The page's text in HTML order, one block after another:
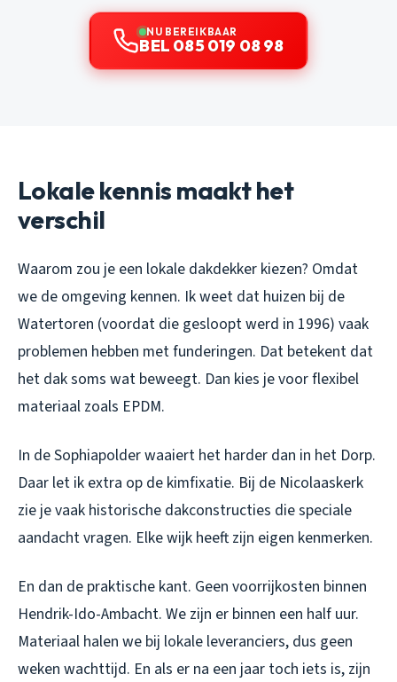
NU BEREIKBAAR
BEL 085 019 08 98
Lokale kennis maakt het
verschil
Waarom zou je een lokale dakdekker kiezen? Omdat
we de omgeving kennen. Ik weet dat huizen bij de
Watertoren (voordat die gesloopt werd in 1996) vaak
problemen hebben met funderingen. Dat betekent dat
het dak soms wat beweegt. Dan kies je voor flexibel
materiaal zoals EPDM.
In de Sophiapolder waaiert het harder dan in het Dorp.
Daar let ik extra op de kimfixatie. Bij de Nicolaaskerk
zie je vaak historische dakconstructies die speciale
aandacht vragen. Elke wijk heeft zijn eigen kenmerken.
En dan de praktische kant. Geen voorrijkosten binnen
Hendrik-Ido-Ambacht. We zijn er binnen een half uur.
Materiaal halen we bij lokale leveranciers, dus geen
weken wachttijd. En als er na een jaar toch iets is, zijn